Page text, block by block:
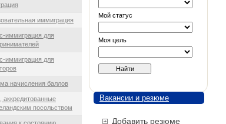
иммиграция
иммиграция для
иммиграция для
начисления баллов
аккредитованные
посольством
Мой статус
Моя цель
Вакансии и резюме
Добавить резюме